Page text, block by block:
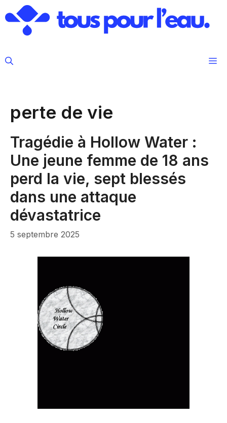
au
contenu
perte de vie
Tragédie à Hollow Water :
Une jeune femme de 18 ans
perd la vie, sept blessés
dans une attaque
dévastatrice
5 septembre 2025